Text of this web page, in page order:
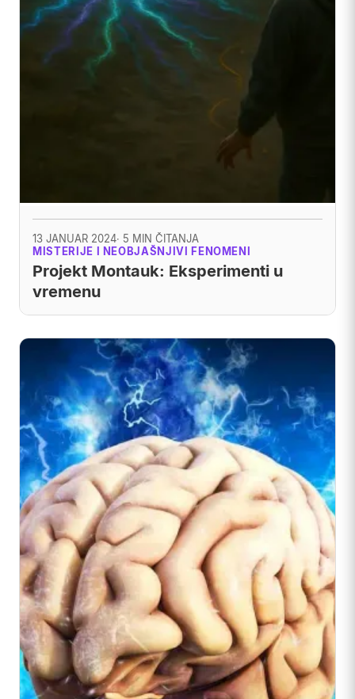
13 JANUAR 2024· 5 MIN ČITANJA
MISTERIJE I NEOBJAŠNJIVI FENOMENI
Projekt Montauk: Eksperimenti u
vremenu